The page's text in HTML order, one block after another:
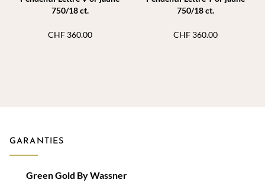
750/18 ct.
CHF360.00
750/18 ct.
CHF360.00
GARANTIES
Green Gold By Wassner